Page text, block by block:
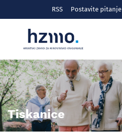
RSS Postavite pitanje
Tiskanice